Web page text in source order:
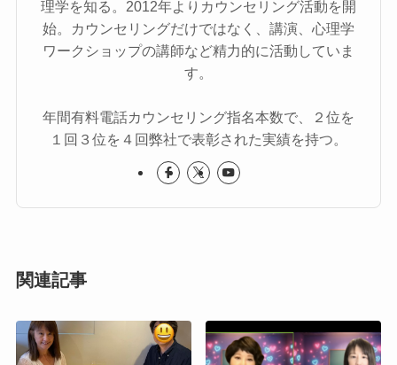
理学を知る。2012年よりカウンセリング活動を開
始。カウンセリングだけではなく、講演、心理学
ワークショップの講師など精力的に活動していま
す。
年間有料電話カウンセリング指名本数で、２位を
１回３位を４回弊社で表彰された実績を持つ。
関連記事